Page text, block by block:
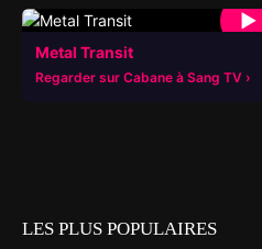
▶
Metal Transit
Regarder sur Cabane à Sang TV
LES PLUS POPULAIRES